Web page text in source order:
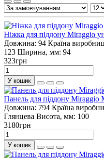
Ніжка для піддону Miraggio
Довжина: 94 Країна
123 Ширина, мм: 94
323грн
У кошик
Панель для піддону Miraggio
Довжина: 794 Країна
Глянцева Висота, мм: 100
3180грн
У кошик